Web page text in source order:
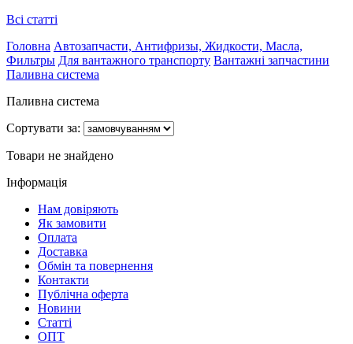
Всі статті
Головна Автозапчасти, Антифризы, Жидкости, Масла,
Фильтры Для вантажного транспорту Вантажні запчастини
Паливна система
Паливна система
Сортувати за:
Товари не знайдено
Інформація
Нам довіряють
Як замовити
Оплата
Доставка
Обмін та повернення
Контакти
Публічна оферта
Новини
Статті
ОПТ